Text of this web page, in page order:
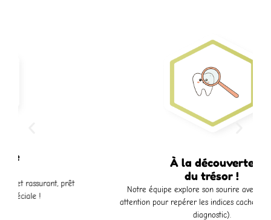
À la découverte
Notre équipe explore son sourire avec douceur et
attention pour repérer les indices cachés (examens et